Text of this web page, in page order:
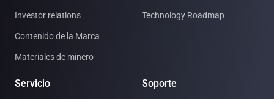
Investor relations
Contenido de la Marca
Materiales de minero
Technology Roadmap
Servicio Soporte